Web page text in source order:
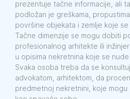
prezentuje tačne informacije, ali
podložan je greškama,
površine objekata i zemlje koje se
Tačne dimenzije se mogu dobiti
profesionalnog arhitekte ili
u opisima nekretnina koje se
Svaka osoba treba da se
advokatom, arhitektom, da
predmetnoj nekretnini, koje